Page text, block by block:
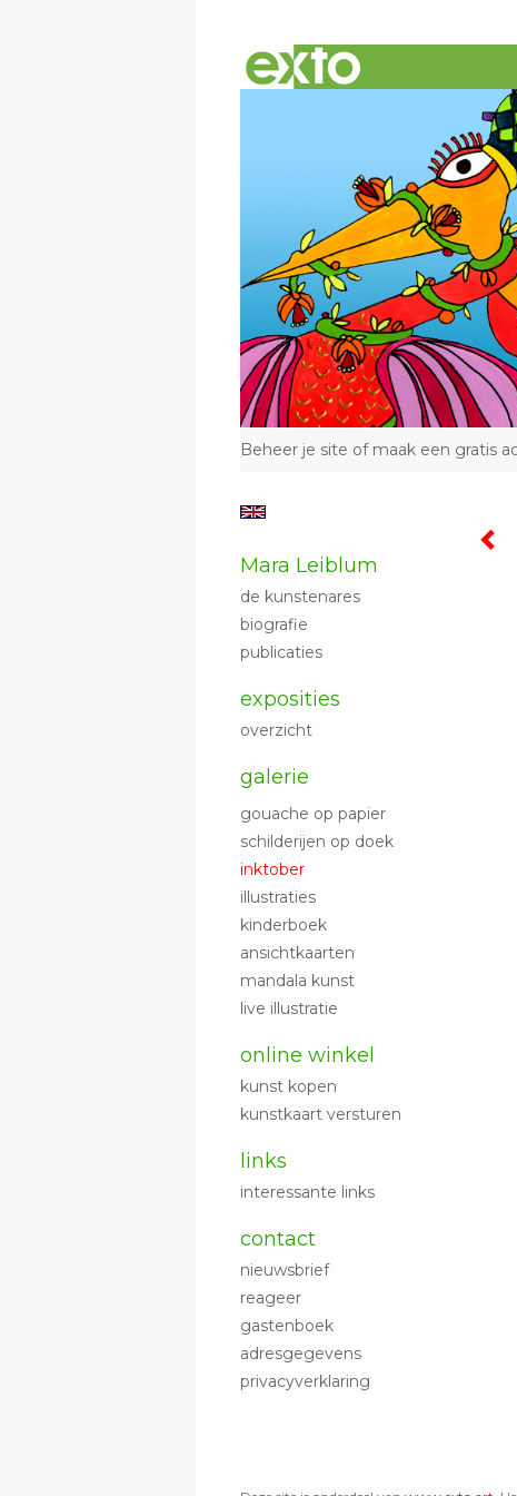
Beheer je site of maak een gratis
Mara Leiblum
de kunstenares
biografie
publicaties
exposities
overzicht
galerie
gouache op papier
schilderijen op doek
inktober
illustraties
kinderboek
ansichtkaarten
mandala kunst
live illustratie
online winkel
kunst kopen
kunstkaart versturen
links
interessante links
contact
nieuwsbrief
reageer
gastenboek
adresgegevens
privacyverklaring